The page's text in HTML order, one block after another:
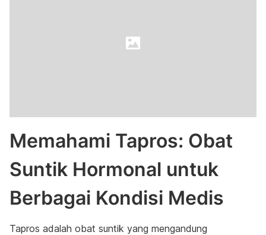
Memahami Tapros: Obat
Suntik Hormonal untuk
Berbagai Kondisi Medis
Tapros adalah obat suntik yang mengandung